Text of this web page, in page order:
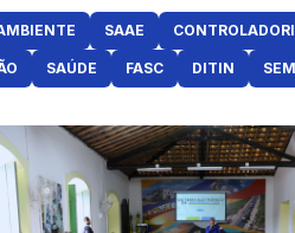
SAAE
SAÚDE FASC DITIN